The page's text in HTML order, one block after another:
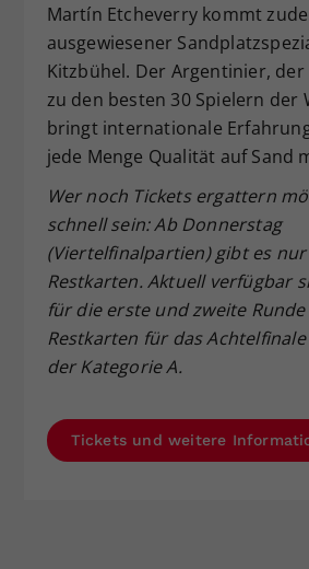
Martín Etcheverry kommt
ausgewiesener
Kitzbühel. Der Argentinier,
zu den besten 30 Spielern der
bringt internationale
jede Menge Qualität auf Sand
Wer noch Tickets ergattern
schnell sein: Ab Donnerstag
(Viertelfinalpartien) gibt es
Restkarten. Aktuell verfügbar
für die erste und zweite
Restkarten für das
der Kategorie A.
Tickets und weitere